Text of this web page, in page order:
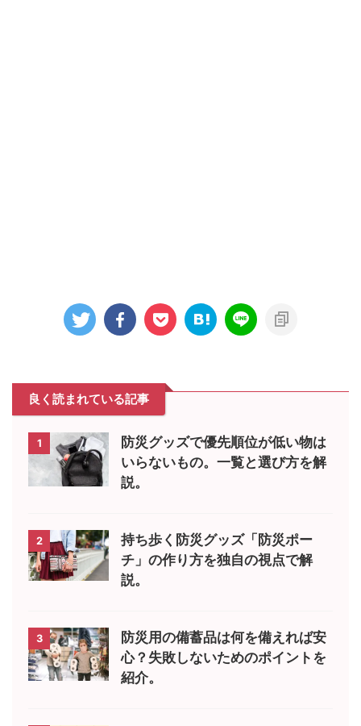
良く読まれている記事
1
防災グッズで優先順位が低い物は
いらないもの。一覧と選び方を解
説。
2
持ち歩く防災グッズ「防災ポー
チ」の作り方を独自の視点で解
説。
3
防災用の備蓄品は何を備えれば安
心？失敗しないためのポイントを
紹介。